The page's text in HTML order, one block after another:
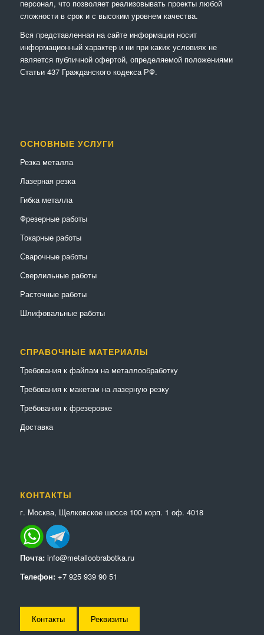
персонал, что позволяет реализовывать проекты любой
сложности в срок и с высоким уровнем качества.
Вся представленная на сайте информация носит
информационный характер и ни при каких условиях не
является публичной офертой, определяемой положениями
Статьи 437 Гражданского кодекса РФ.
ОСНОВНЫЕ УСЛУГИ
Резка металла
Лазерная резка
Гибка металла
Фрезерные работы
Токарные работы
Сварочные работы
Сверлильные работы
Расточные работы
Шлифовальные работы
СПРАВОЧНЫЕ МАТЕРИАЛЫ
Требования к файлам на металлообработку
Требования к макетам на лазерную резку
Требования к фрезеровке
Доставка
КОНТАКТЫ
г. Москва, Щелковское шоссе 100 корп. 1 оф. 4018
Почта: info@metalloobrabotka.ru
Телефон: +7 925 939 90 51
Контакты Реквизиты